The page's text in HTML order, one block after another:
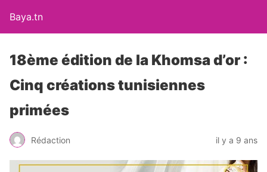
Baya.tn
18ème édition de la Khomsa d’or :
Cinq créations tunisiennes
primées
Rédaction il y a 9 ans